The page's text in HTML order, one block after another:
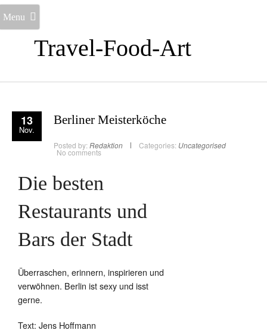
Travel-Food-Art
Menu
13
Nov.
Berliner Meisterköche
Posted by: Redaktion Categories: Uncategorised
No comments
Die besten
Restaurants und
Bars der Stadt
Überraschen, erinnern, inspirieren und
verwöhnen. Berlin ist sexy und isst
gerne.
Text: Jens Hoffmann